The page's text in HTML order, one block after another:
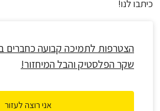
כיתבו לנו!
הצטרפות לתמיכה קבועה
שקר הפלסטיק והבל המיחזור!
אני רוצה לעזור